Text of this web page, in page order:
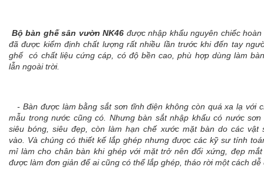
Bộ bàn ghế sân vườn NK46 được nhập khẩu nguyên chiếc
đã được kiểm định chất lượng rất nhiều lần trước khi đến tay
ghế có chất liệu cứng cáp, có độ bền cao, phù hợp dùng làm
lẫn ngoài trời.
- Bàn được làm bằng sắt sơn tĩnh điện không còn quá xa lạ với
mẫu trong nước cũng có. Nhưng bàn sắt nhập khẩu có nước sơn
siêu bóng, siêu đẹp, còn làm hạn chế xước mặt bàn do các vật
vào. Và chúng có thiết kế lắp ghép nhưng được các kỹ sư tính
mỉ làm cho chân bàn khi ghép với mặt trở nên đối xứng, đẹp
được làm đơn giản để ai cũng có thể lắp ghép, tháo rời một cách dễ